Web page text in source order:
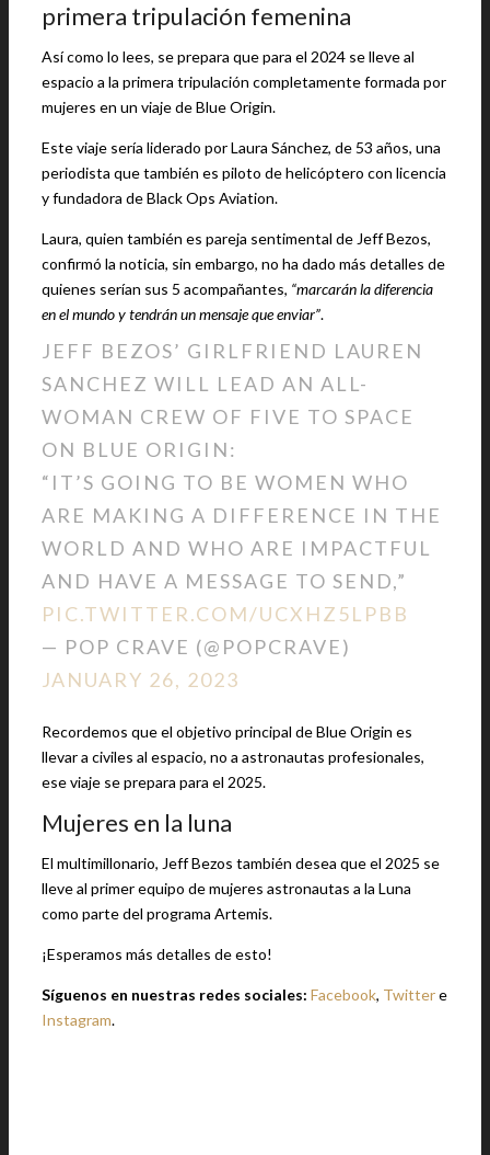
primera tripulación femenina
Así como lo lees, se prepara que para el 2024 se lleve al
espacio a la primera tripulación completamente formada por
mujeres en un viaje de Blue Origin.
Este viaje sería liderado por Laura Sánchez, de 53 años, una
periodista que también es piloto de helicóptero con licencia
y fundadora de Black Ops Aviation.
Laura, quien también es pareja sentimental de Jeff Bezos,
confirmó la noticia, sin embargo, no ha dado más detalles de
quienes serían sus 5 acompañantes, “marcarán la diferencia
en el mundo y tendrán un mensaje que enviar”.
JEFF BEZOS’ GIRLFRIEND LAUREN
SANCHEZ WILL LEAD AN ALL-
WOMAN CREW OF FIVE TO SPACE
ON BLUE ORIGIN:
“IT’S GOING TO BE WOMEN WHO
ARE MAKING A DIFFERENCE IN THE
WORLD AND WHO ARE IMPACTFUL
AND HAVE A MESSAGE TO SEND,”
PIC.TWITTER.COM/UCXHZ5LPBB
— POP CRAVE (@POPCRAVE)
JANUARY 26, 2023
Recordemos que el objetivo principal de Blue Origin es
llevar a civiles al espacio, no a astronautas profesionales,
ese viaje se prepara para el 2025.
Mujeres en la luna
El multimillonario, Jeff Bezos también desea que el 2025 se
lleve al primer equipo de mujeres astronautas a la Luna
como parte del programa Artemis.
¡Esperamos más detalles de esto!
Síguenos en nuestras redes sociales: Facebook, Twittere
Instagram.